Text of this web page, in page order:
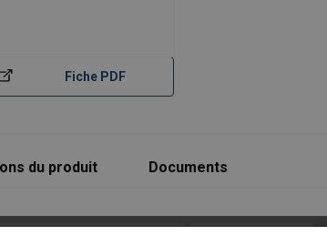
Fiche PDF
du produit Documents